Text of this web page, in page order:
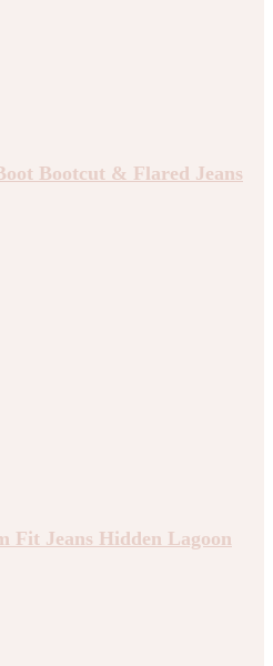
Bootcut & Flared Jeans
Fit Jeans Hidden Lagoon